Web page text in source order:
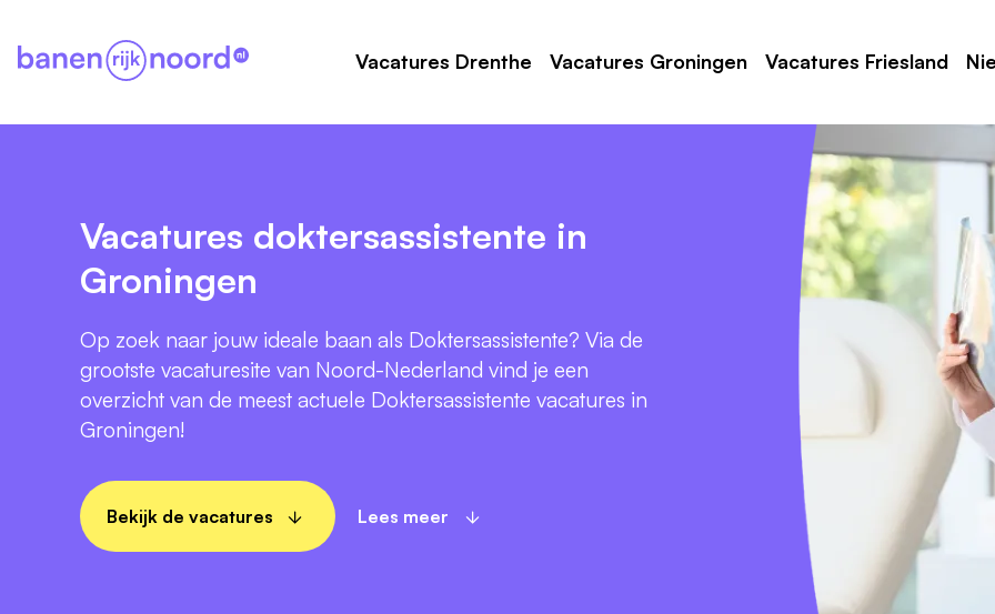
Vacatures Drenthe Vacatures Groningen Vacatures Friesland
Vacatures doktersassistente in
Groningen
Op zoek naar jouw ideale baan als Doktersassistente? Via de
grootste vacaturesite van Noord-Nederland vind je een
overzicht van de meest actuele Doktersassistente vacatures in
Groningen!
Bekijk de vacatures Lees meer